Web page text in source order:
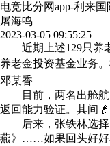
电竞比分网app-利来国
屠海鸣
2023-03-05 09:55:25
近期上述129只养老
养老金投资基金业务
邓某香
目前，两名出舱航天
返回能力验证。其间
后来，张铁林选择
燕》……如果回头好好